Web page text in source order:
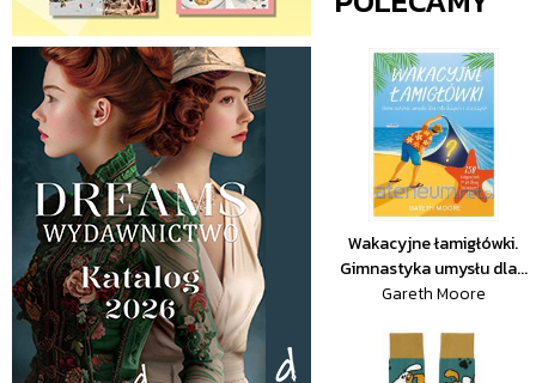
Wakacyjne łamigłówki.
Gimnastyka umysłu dla...
Gareth Moore